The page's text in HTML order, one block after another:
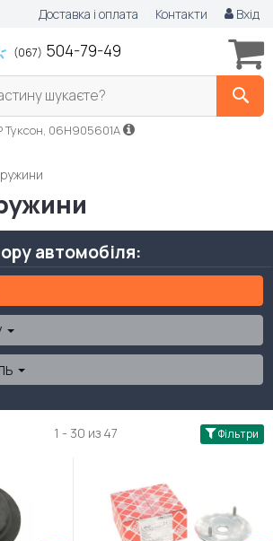
Доставка і оплата Контакти Вхід
(067) 504-79-49
шукаєте?
Туксон, 06H905601A
автомобіля:
1 - 30 из 47 Фільтри